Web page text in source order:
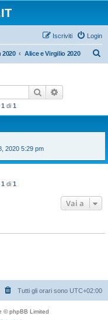
Login
Iscriviti
2020 Alice e Virgilio 2020
Cerca
1 di 1
2020 5:29 pm
1 di 1
Vai a
Tutti gli orari sono UTC+02:00
© phpBB Limited